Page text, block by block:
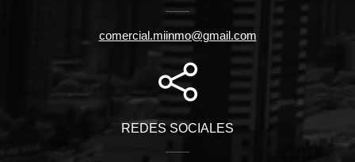
comercial.miinmo@gmail.com
REDES SOCIALES